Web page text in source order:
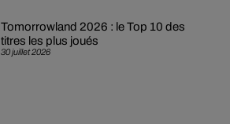
30 juillet 2026
Tomorrowland 2026 : le Top 10 des
titres les plus joués